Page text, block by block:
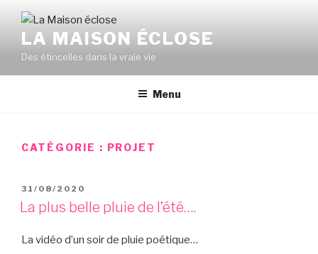
contenu
principal
LA MAISON ÉCLOSE
Des étincelles dans la vraie vie
Menu
CATÉGORIE : PROJET
PUBLIÉ
LE
31/08/2020
La plus belle pluie de l’été….
La vidéo d’un soir de pluie poétique…